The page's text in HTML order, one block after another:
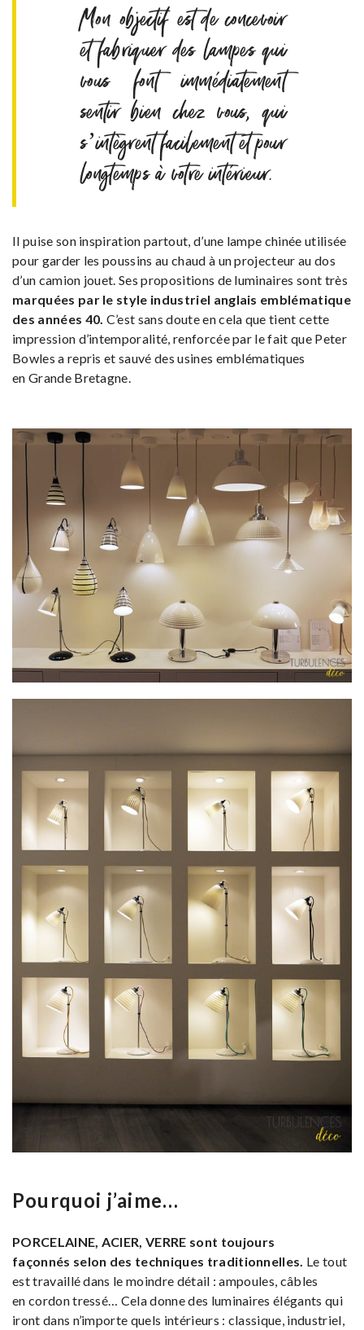
Mon objectif est de concevoir
et fabriquer des lampes qui
vous font immédiatement
sentir bien chez vous, qui
s’intègrent facilement et pour
longtemps à votre intérieur.
Il puise son inspiration partout, d’une lampe chinée utilisée
pour garder les poussins au chaud à un projecteur au dos
d’un camion jouet. Ses propositions de luminaires sont très
marquées par le style industriel anglais emblématique
des années 40. C’est sans doute en cela que tient cette
impression d’intemporalité, renforcée par le fait que Peter
Bowles a repris et sauvé des usines emblématiques
en Grande Bretagne.
Pourquoi j’aime…
PORCELAINE, ACIER, VERRE sont toujours
façonnés selon des techniques traditionnelles. Le tout
est travaillé dans le moindre détail : ampoules, câbles
en cordon tressé… Cela donne des luminaires élégants qui
iront dans n’importe quels intérieurs : classique, industriel,